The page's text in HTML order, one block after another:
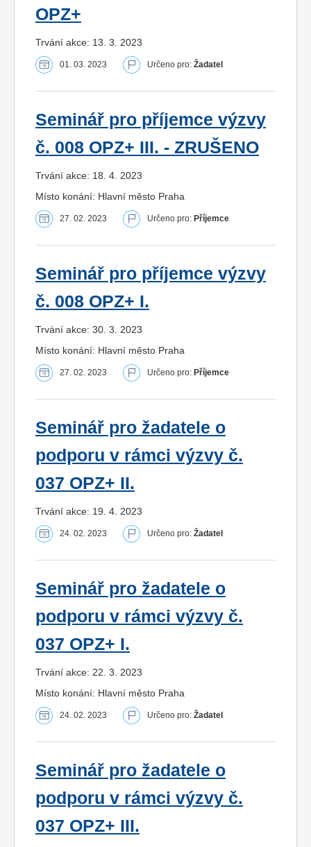
OPZ+
Trvání akce: 13. 3. 2023
01. 03. 2023 Určeno pro: Žadatel
Seminář pro příjemce výzvy
č. 008 OPZ+ III. - ZRUŠENO
Trvání akce: 18. 4. 2023
Místo konání: Hlavní město Praha
27. 02. 2023 Určeno pro: Příjemce
Seminář pro příjemce výzvy
č. 008 OPZ+ I.
Trvání akce: 30. 3. 2023
Místo konání: Hlavní město Praha
27. 02. 2023 Určeno pro: Příjemce
Seminář pro žadatele o
podporu v rámci výzvy č.
037 OPZ+ II.
Trvání akce: 19. 4. 2023
24. 02. 2023 Určeno pro: Žadatel
Seminář pro žadatele o
podporu v rámci výzvy č.
037 OPZ+ I.
Trvání akce: 22. 3. 2023
Místo konání: Hlavní město Praha
24. 02. 2023 Určeno pro: Žadatel
Seminář pro žadatele o
podporu v rámci výzvy č.
037 OPZ+ III.